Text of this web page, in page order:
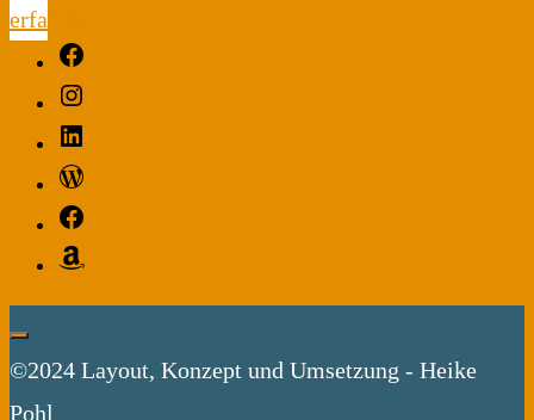
erfahren
"Mysteriöse
Liebesbriefe"
©2024 Layout, Konzept und Umsetzung - Heike
Pohl